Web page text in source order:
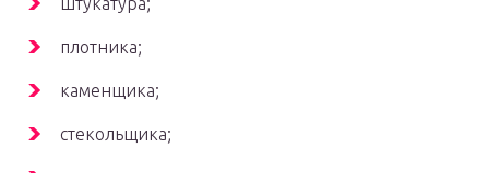
плотника;
каменщика;
стекольщика;